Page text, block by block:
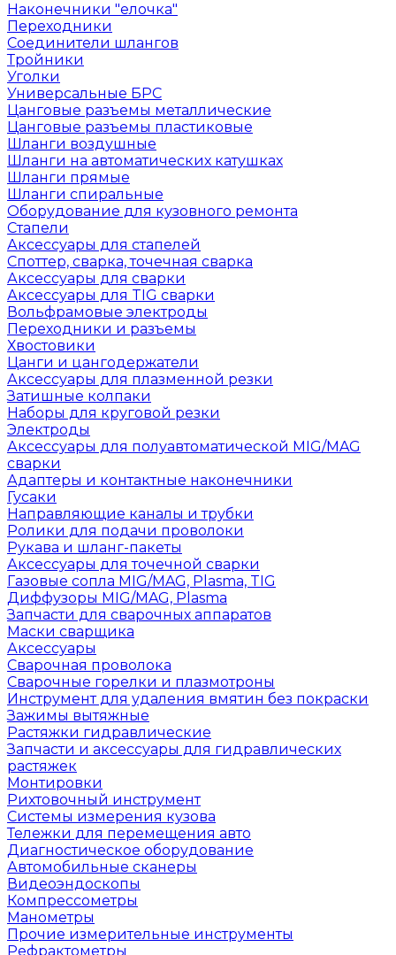
Наконечники "елочка"
Переходники
Соединители шлангов
Тройники
Уголки
Универсальные БРС
Цанговые разъемы металлические
Цанговые разъемы пластиковые
Шланги воздушные
Шланги на автоматических катушках
Шланги прямые
Шланги спиральные
Оборудование для кузовного ремонта
Стапели
Аксессуары для стапелей
Споттер, сварка, точечная сварка
Аксессуары для сварки
Аксессуары для TIG сварки
Вольфрамовые электроды
Переходники и разъемы
Хвостовики
Цанги и цангодержатели
Аксессуары для плазменной резки
Затишные колпаки
Наборы для круговой резки
Электроды
Аксессуары для полуавтоматической MIG/MAG
сварки
Адаптеры и контактные наконечники
Гусаки
Направляющие каналы и трубки
Ролики для подачи проволоки
Рукава и шланг-пакеты
Аксессуары для точечной сварки
Газовые сопла MIG/MAG, Plasma, TIG
Диффузоры MIG/MAG, Plasma
Запчасти для сварочных аппаратов
Маски сварщика
Аксессуары
Сварочная проволока
Сварочные горелки и плазмотроны
Инструмент для удаления вмятин без покраски
Зажимы вытяжные
Растяжки гидравлические
Запчасти и аксессуары для гидравлических
растяжек
Монтировки
Рихтовочный инструмент
Системы измерения кузова
Тележки для перемещения авто
Диагностическое оборудование
Автомобильные сканеры
Видеоэндоскопы
Компрессометры
Манометры
Прочие измерительные инструменты
Рефрактометры